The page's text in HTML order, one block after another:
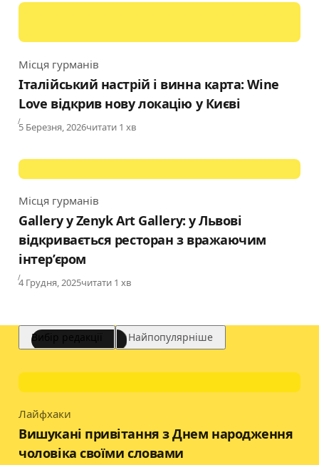
Category
Місця гурманів
Італійський настрій і винна карта: Wine
Love відкрив нову локацію у Києві
Published
5 Березня, 2026читати 1 хв
Category
Місця гурманів
Gallery у Zenyk Art Gallery: у Львові
відкривається ресторан з вражаючим
інтер’єром
Published
4 Грудня, 2025читати 1 хв
Вибір редакції Найпопулярніше
Category
Лайфхаки
Вишукані привітання з Днем народження
чоловіка своїми словами